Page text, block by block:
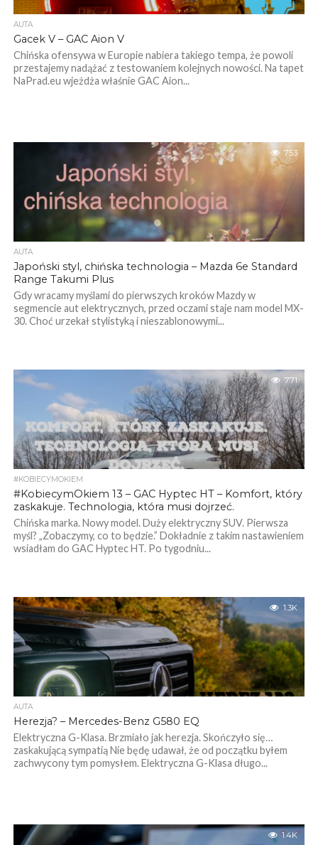
AUTA
Gacek V – GAC Aion V
Chińska ofensywa w Europie nabiera takiego tempa, że powoli
przestajemy nadążać z testowaniem kolejnych nowości. Na tapet
NaPrad.eu wjeżdża właśnie GAC Aion...
753
AUTA
Japoński styl, chińska technologia – Mazda 6e Standard
Range Takumi Plus
Gdy wracamy myślami do pierwszych kroków Mazdy w
segmencie aut elektrycznych, przed oczami staje nam model MX-
30. Choć urzekał stylistyką i nieszablonowymi...
771
#KOBIECYMOKIEM
#KobiecymOkiem 13 – GAC Hyptec HT – Komfort, który
zaskakuje. Technologia, która musi dojrzeć.
Chińska marka. Nowy model. Duży elektryczny SUV. Pierwsza
myśl? „Zobaczymy, co to będzie.” Dokładnie z takim nastawieniem
wsiadłam do GAC Hyptec HT. Po tygodniu...
1.3K
AUTA
Herezja? – Mercedes-Benz G580 EQ
Elektryczna G-Klasa. Brzmiało jak herezja. Skończyło się…
zaskakującą sympatią Nie będę udawał, że od początku byłem
zachwycony tym pomysłem. Elektryczna G-Klasa długo...
1.4K